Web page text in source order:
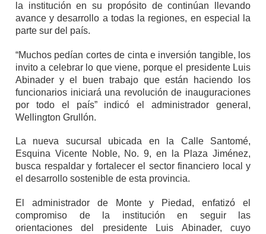
la institución en su propósito de continúan llevando
avance y desarrollo a todas la regiones, en especial la
parte sur del país.
“Muchos pedían cortes de cinta e inversión tangible, los
invito a celebrar lo que viene, porque el presidente Luis
Abinader y el buen trabajo que están haciendo los
funcionarios iniciará una revolución de inauguraciones
por todo el país” indicó el administrador general,
Wellington Grullón.
La nueva sucursal ubicada en la Calle Santomé,
Esquina Vicente Noble, No. 9, en la Plaza Jiménez,
busca respaldar y fortalecer el sector financiero local y
el desarrollo sostenible de esta provincia.
El administrador de Monte y Piedad, enfatizó el
compromiso de la institución en seguir las
orientaciones del presidente Luis Abinader, cuyo